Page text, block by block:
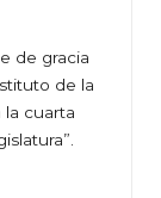
de gracia
de la
cuarta